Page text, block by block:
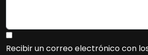
Recibir un correo electrónico con